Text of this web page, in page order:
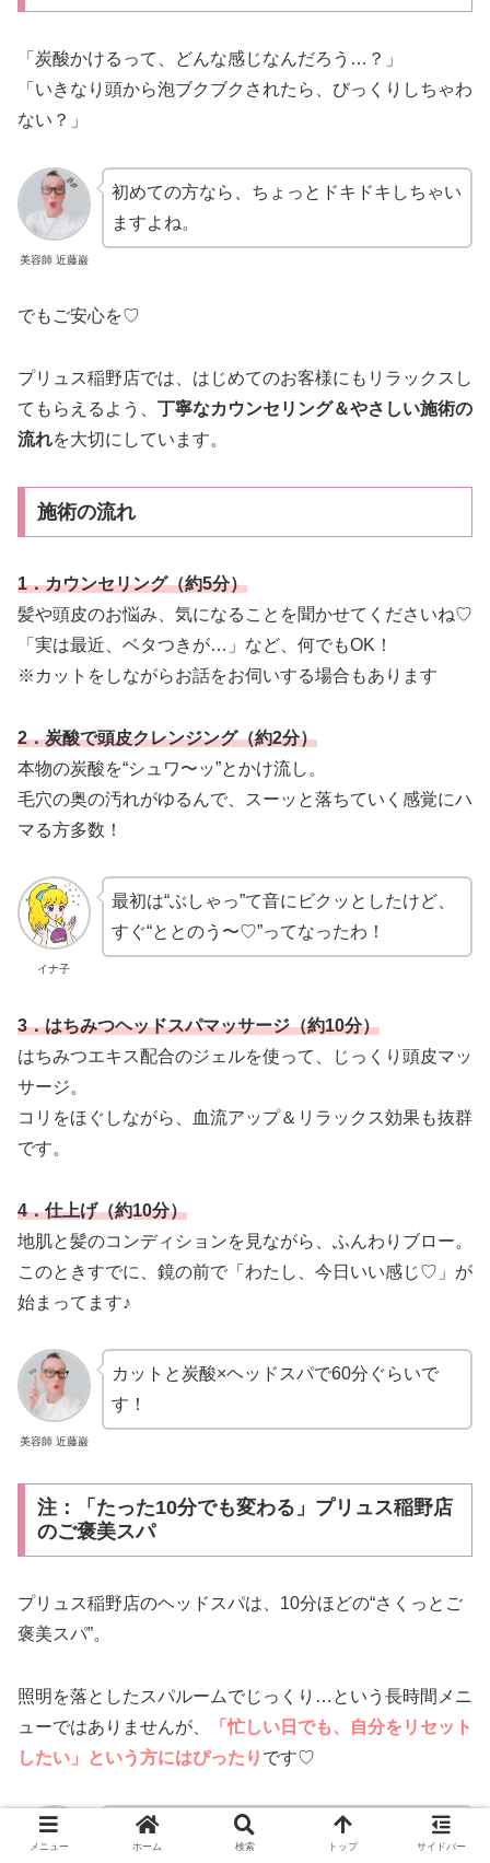
「炭酸かけるって、どんな感じなんだろう…？」
「いきなり頭から泡ブクブクされたら、びっくりしちゃわ
ない？」
美容師 近藤巌
初めての方なら、ちょっとドキドキしちゃい
ますよね。
でもご安心を♡
プリュス稲野店では、はじめてのお客様にもリラックスし
てもらえるよう、 丁寧なカウンセリング＆やさしい施術の
流れを大切にしています。
施術の流れ
1．カウンセリング（約5分）
髪や頭皮のお悩み、気になることを聞かせてくださいね♡
「実は最近、ベタつきが…」など、何でもOK！
※カットをしながらお話をお伺いする場合もあります
2．炭酸で頭皮クレンジング（約2分）
本物の炭酸を“シュワ〜ッ”とかけ流し。
毛穴の奥の汚れがゆるんで、スーッと落ちていく感覚にハ
マる方多数！
イナ子
最初は“ぶしゃっ”て音にビクッとしたけど、
すぐ“ととのう〜♡”ってなったわ！
3．はちみつヘッドスパマッサージ（約10分）
はちみつエキス配合のジェルを使って、じっくり頭皮マッ
サージ。
コリをほぐしながら、血流アップ＆リラックス効果も抜群
です。
4．仕上げ（約10分）
地肌と髪のコンディションを見ながら、ふんわりブロー。
このときすでに、鏡の前で「わたし、今日いい感じ♡」が
始まってます♪
美容師 近藤巌
カットと炭酸×ヘッドスパで60分ぐらいで
す！
注：「たった10分でも変わる」プリュス稲野店
のご褒美スパ
プリュス稲野店のヘッドスパは、10分ほどの“さくっとご
褒美スパ”。
照明を落としたスパルームでじっくり…という長時間メニ
ューではありませんが、
「忙しい日でも、自分をリセット
したい」という方にはぴったり です♡
たっぷり癒されたい方は、ぜひスパ専門店へ
メニュー ホーム 検索 トップ サイドバー